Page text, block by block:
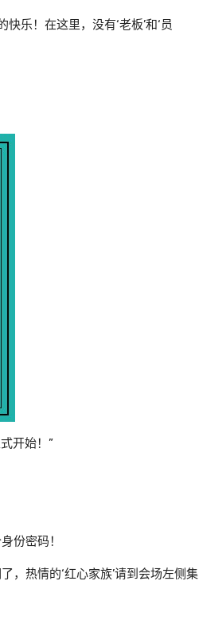
乐！在这里，没有‘老板’和‘员
开始！”
份密码！
，热情的‘红心家族’请到会场左侧集